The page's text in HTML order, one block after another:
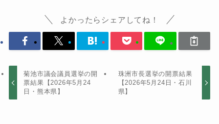
よかったらシェアしてね！
菊池市議会議員選挙の開
票結果【2026年5月24
日・熊本県】
珠洲市長選挙の開票結果
【2026年5月24日・石川
県】